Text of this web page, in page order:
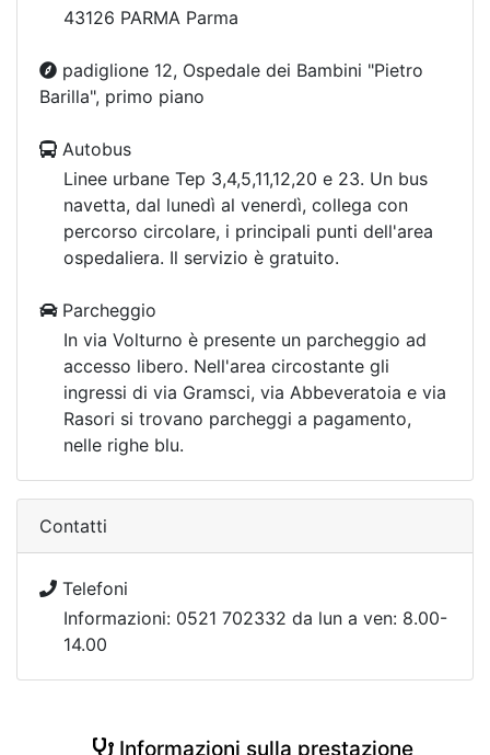
43126 PARMA Parma
padiglione 12, Ospedale dei Bambini "Pietro
Barilla", primo piano
Autobus
Linee urbane Tep 3,4,5,11,12,20 e 23. Un bus
navetta, dal lunedì al venerdì, collega con
percorso circolare, i principali punti dell'area
ospedaliera. Il servizio è gratuito.
Parcheggio
In via Volturno è presente un parcheggio ad
accesso libero. Nell'area circostante gli
ingressi di via Gramsci, via Abbeveratoia e via
Rasori si trovano parcheggi a pagamento,
nelle righe blu.
Contatti
Telefoni
Informazioni: 0521 702332 da lun a ven: 8.00-
14.00
Informazioni sulla prestazione